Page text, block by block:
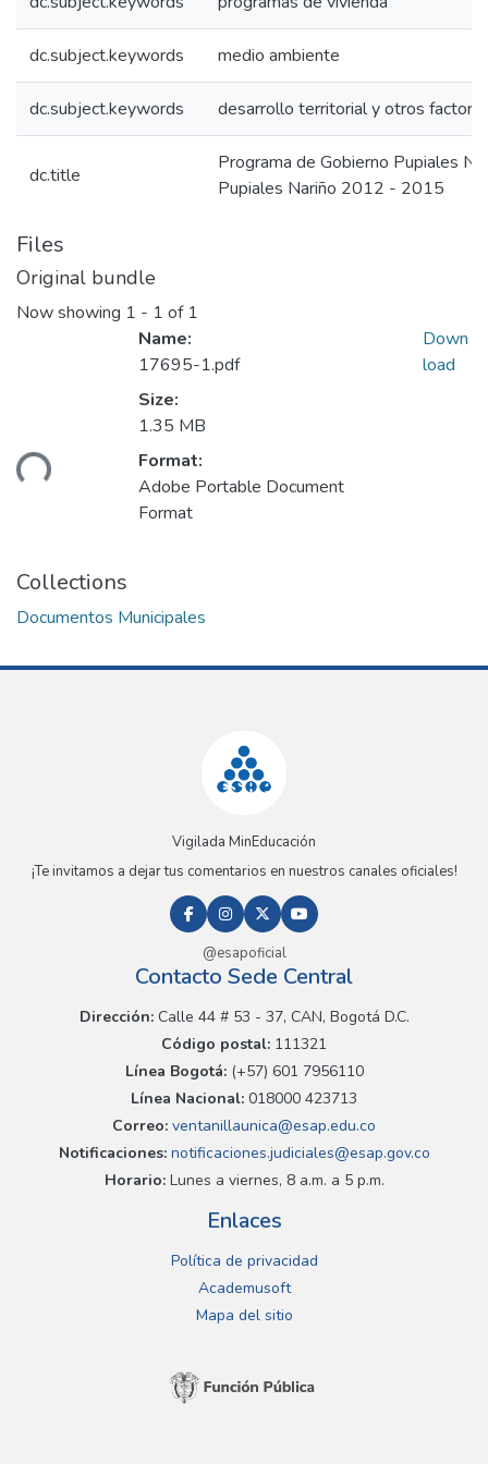
dc.subject.keywords medio ambiente
dc.subject.keywords desarrollo territorial y otros
dc.title
Programa de Gobierno Pupiales
Pupiales Nariño 2012 - 2015
Files
Original bundle
Now showing 1 - 1 of 1
Name:
17695-1.pdf
Size:
1.35 MB
Format:
Adobe Portable Document
Format
Down
load
Collections
Documentos Municipales
Vigilada MinEducación
¡Te invitamos a dejar tus comentarios en nuestros canales oficiales!
@esapoficial
Contacto Sede Central
Dirección:Calle 44 # 53 - 37, CAN, Bogotá D.C.
Código postal: 111321
Línea Bogotá:(+57) 601 7956110
Línea Nacional: 018000 423713
Correo: ventanillaunica@esap.edu.co
Notificaciones:notificaciones.judiciales@esap.gov.co
Horario:Lunes a viernes, 8 a.m. a 5 p.m.
Enlaces
Política de privacidad
Academusoft
Mapa del sitio